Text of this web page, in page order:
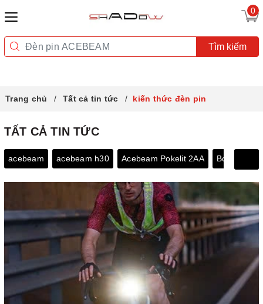
0
Tìm kiếm
Trang chủ Tất cả tin tức kiến thức đèn pin
TẤT CẢ TIN TỨC
acebeam acebeam h30 Acebeam Pokelit 2AA Bóng đèn